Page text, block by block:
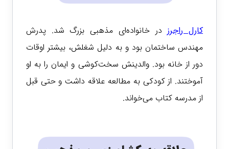
کارل راجرز در خانواده‌ای مذهبی بزرگ شد. پدرش
مهندس ساختمان بود و به دلیل شغلش، بیشتر اوقات
دور از خانه بود. والدینش سخت‌کوشی و ایمان را به او
آموختند. از کودکی به مطالعه علاقه داشت و حتی قبل
از مدرسه کتاب می‌خواند.